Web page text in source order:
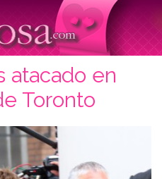
atacado en
Toronto